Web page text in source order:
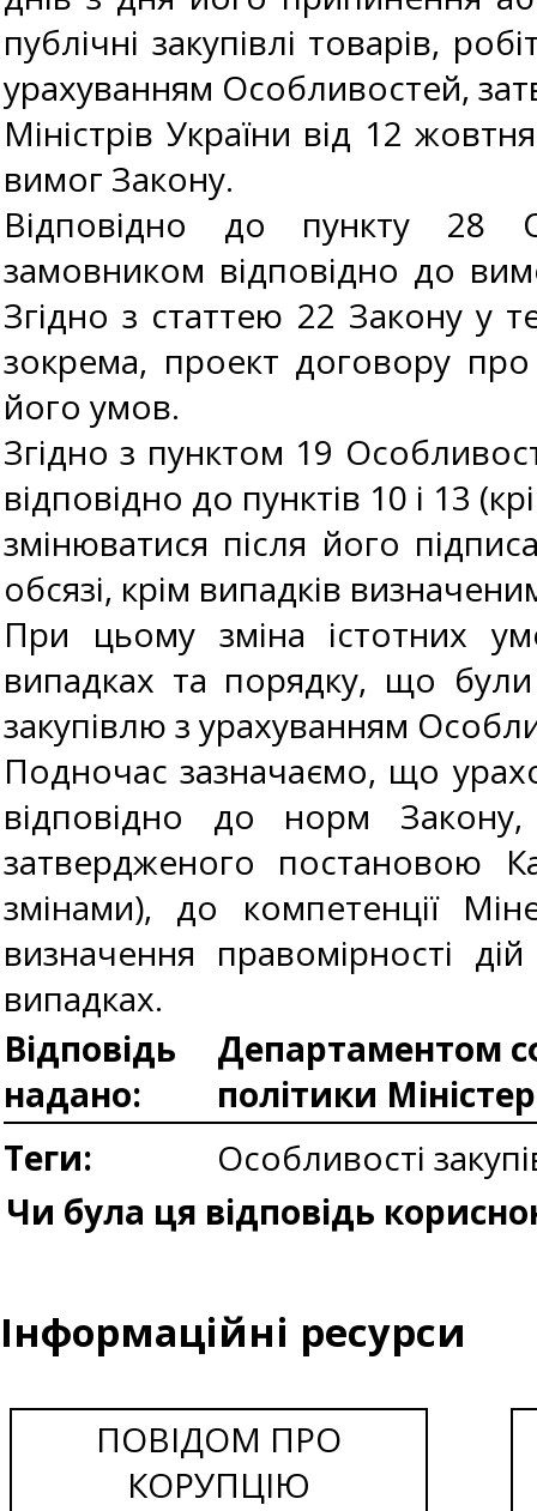
публічні закупівлі товарів,
урахуванням Особливостей,
Міністрів України від 12
вимог Закону.
Відповідно до пункту 28
замовником відповідно до
Згідно з статтею 22 Закону у
зокрема, проект договору про
його умов.
Згідно з пунктом 19
відповідно до пунктів 10 і 13
змінюватися після його
обсязі, крім випадків
При цьому зміна істотних
випадках та порядку, що
закупівлю з урахуванням
Подночас зазначаємо, що
відповідно до норм
затвердженого постановою
змінами), до компетенції
визначення правомірності
випадках.
Відповідь
надано:
Департаментом
політики
Теги:
Особливості
Чи була ця відповідь
Інформаційні ресурси
ПОВІДОМ ПРО
КОРУПЦІЮ